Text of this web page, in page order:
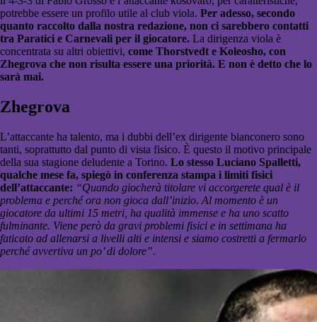
potrebbe essere un profilo utile al club viola. Per adesso, secondo
quanto raccolto dalla nostra redazione, non ci sarebbero contatti
tra Paratici e Carnevali per il giocatore. La dirigenza viola è
concentrata su altri obiettivi, come Thorstvedt e Koleosho, con
Zhegrova che non risulta essere una priorità. E non è detto che lo
sarà mai.
Zhegrova
L’attaccante ha talento, ma i dubbi dell’ex dirigente bianconero sono
tanti, soprattutto dal punto di vista fisico. È questo il motivo principale
della sua stagione deludente a Torino. Lo stesso Luciano Spalletti,
qualche mese fa, spiegò in conferenza stampa i limiti fisici
dell’attaccante: “Quando giocherà titolare vi accorgerete qual è il
problema e perché ora non gioca dall’inizio. Al momento è un
giocatore da ultimi 15 metri, ha qualità immense e ha uno scatto
fulminante. Viene però da gravi problemi fisici e in settimana ha
faticato ad allenarsi a livelli alti e intensi e siamo costretti a fermarlo
perché avvertiva un po’ di dolore”.